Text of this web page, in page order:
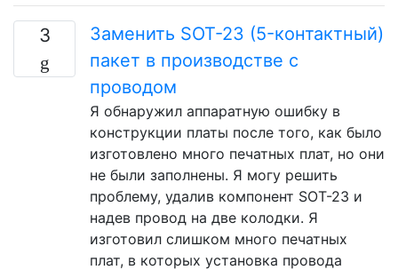
3
Заменить SOT-23 (5-контактный)
пакет в производстве с
проводом
Я обнаружил аппаратную ошибку в
конструкции платы после того, как было
изготовлено много печатных плат, но они
не были заполнены. Я могу решить
проблему, удалив компонент SOT-23 и
надев провод на две колодки. Я
изготовил слишком много печатных
плат, в которых установка провода